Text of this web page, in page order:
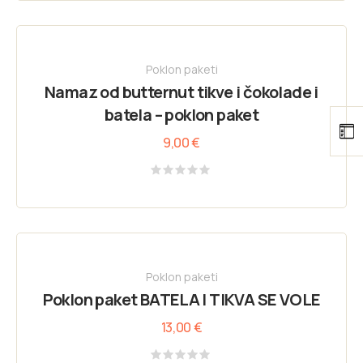
out
5
Poklon paketi
Namaz od butternut tikve i čokolade i
batela – poklon paket
9,00€
out
5
Poklon paketi
Poklon paket BATELA I TIKVA SE VOLE
13,00€